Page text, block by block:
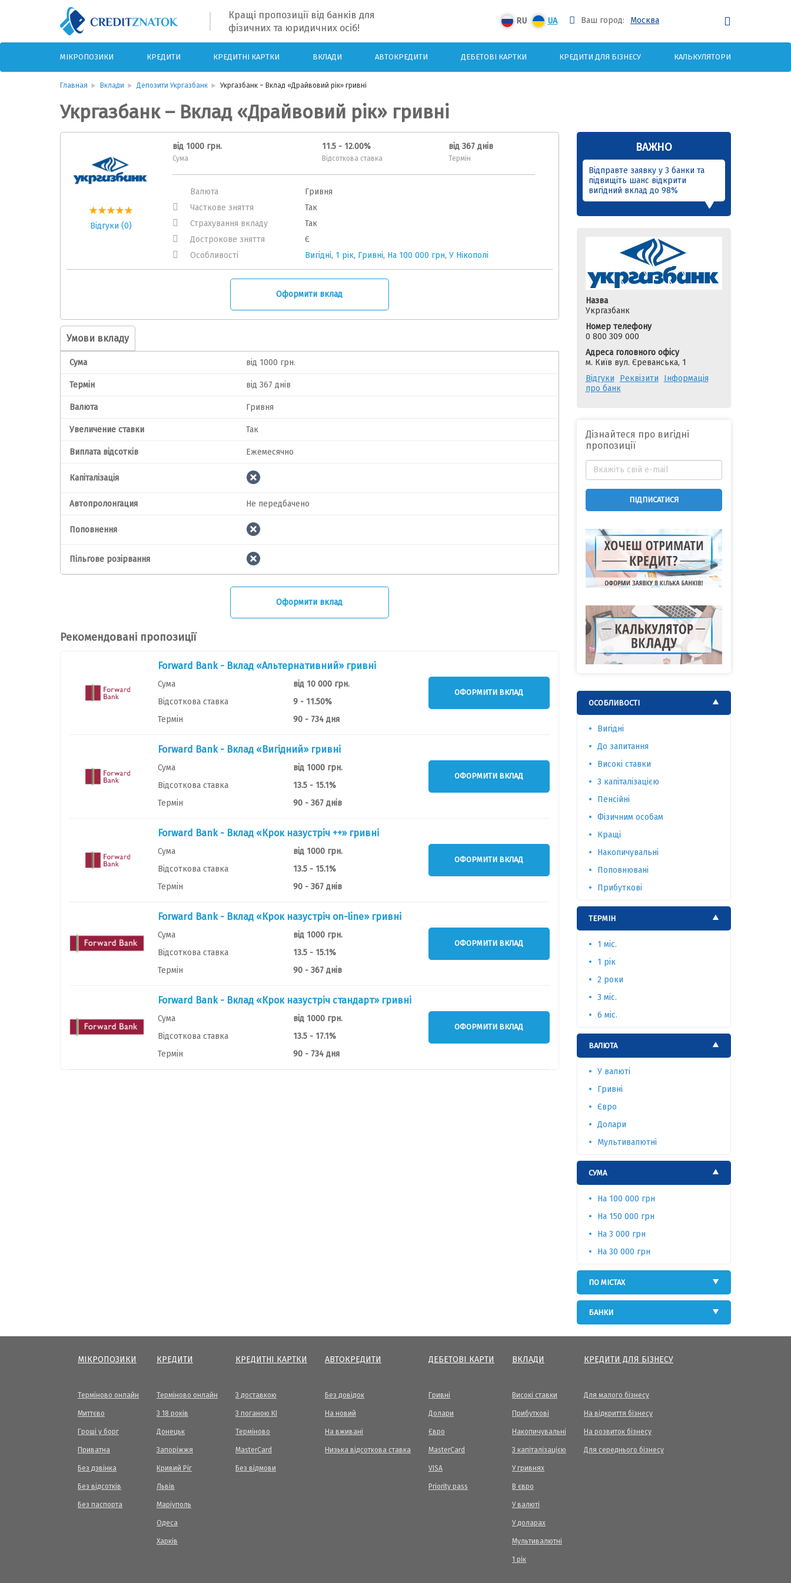
Кращі пропозиції від банків для
фізичних та юридичних осіб!
RU UA Ваш город: Москва
МІКРОПОЗИКИ КРЕДИТИ КРЕДИТНІ КАРТКИ ВКЛАДИ АВТОКРЕДИТИ ДЕБЕТОВІ КАРТКИ КРЕДИТИ ДЛЯ БІЗНЕСУ КАЛЬКУЛЯТОРИ
Главная Вклади Депозити Укргазбанк Укргазбанк – Вклад «Драйвовий рік» гривні
Укргазбанк – Вклад «Драйвовий рік» гривні
Відгуки (0)
від 1000 грн.
Сума
11.5 - 12.00%
Відсоткова ставка
від 367 днів
Термін
Валюта
Гривня
Часткове зняття
Так
Страхування вкладу
Так
Дострокове зняття
Є
Особливості
Вигідні, 1 рік, Гривні, На 100 000 грн, У Нікополі
Оформити вклад
Умови вкладу
Сума від 1000 грн.
Термін від 367 днів
Валюта Гривня
Увеличение ставки Так
Виплата відсотків Ежемесячно
Капіталізація
Автопролонгация Не передбачено
Поповнення
Пільгове розірвання
Оформити вклад
Рекомендовані пропозиції
Forward Bank - Вклад «Альтернативний» гривні
Сума
від 10 000 грн.
Відсоткова ставка
9 - 11.50%
Термін
90 - 734 дня
ОФОРМИТИ ВКЛАД
Forward Bank - Вклад «Вигідний» гривні
Сума
від 1000 грн.
Відсоткова ставка
13.5 - 15.1%
Термін
90 - 367 днів
ОФОРМИТИ ВКЛАД
Forward Bank - Вклад «Крок назустріч ++» гривні
Сума
від 1000 грн.
Відсоткова ставка
13.5 - 15.1%
Термін
90 - 367 днів
ОФОРМИТИ ВКЛАД
Forward Bank - Вклад «Крок назустріч on-line» гривні
Сума
від 1000 грн.
Відсоткова ставка
13.5 - 15.1%
Термін
90 - 367 днів
ОФОРМИТИ ВКЛАД
Forward Bank - Вклад «Крок назустріч стандарт» гривні
Сума
від 1000 грн.
Відсоткова ставка
13.5 - 17.1%
Термін
90 - 734 дня
ОФОРМИТИ ВКЛАД
ВАЖНО
Відправте заявку у 3 банки та
підвищіть шанс відкрити
вигідний вклад до 98%
Назва
Укргазбанк
Номер телефону
0 800 309 000
Адреса головного офісу
м. Київ вул. Єреванська, 1
Відгуки
Реквізити
Інформація
про банк
Дізнайтеся про вигідні
пропозиції
ПІДПИСАТИСЯ
ОСОБЛИВОСТІ
Вигідні
До запитання
Високі ставки
З капіталізацією
Пенсійні
Фізичним особам
Кращі
Накопичувальні
Поповнювані
Прибуткові
ТЕРМІН
1 міс.
1 рік
2 роки
3 міс.
6 міс.
ВАЛЮТА
У валюті
Гривні
Євро
Долари
Мультивалютні
СУМА
На 100 000 грн
На 150 000 грн
На 3 000 грн
На 30 000 грн
ПО МІСТАХ
БАНКИ
МІКРОПОЗИКИ
Терміново онлайн
Миттєво
Гроші у борг
Приватна
Без дзвінка
Без відсотків
Без паспорта
КРЕДИТИ
Терміново онлайн
З 18 років
Донецьк
Запоріжжя
Кривий Ріг
Львів
Маріуполь
Одеса
Харків
КРЕДИТНІ КАРТКИ
З доставкою
З поганою КІ
Терміново
МasterCard
Без відмови
АВТОКРЕДИТИ
Без довідок
На новий
На вживані
Низька відсоткова ставка
ДЕБЕТОВІ КАРТИ
Гривні
Долари
Євро
MasterCard
VISA
Priority pass
ВКЛАДИ
Високі ставки
Прибуткові
Накопичувальні
З капіталізацією
У гривнях
В євро
У валюті
У доларах
Мультивалютні
1 рік
КРЕДИТИ ДЛЯ БІЗНЕСУ
Для малого бізнесу
На відкриття бізнесу
На розвиток бізнесу
Для середнього бізнесу